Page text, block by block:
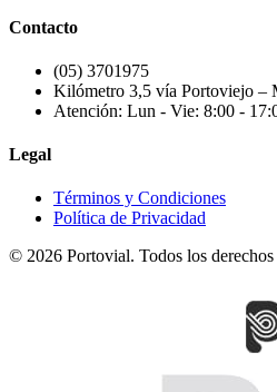
Contacto
(05) 3701975
Kilómetro 3,5 vía Portoviejo –
Atención: Lun - Vie: 8:00 -
Legal
Términos y Condiciones
Política de Privacidad
© 2026 Portovial. Todos los derechos